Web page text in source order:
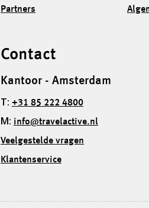
Partners
Contact
Kantoor - Amsterdam
T: +31 85 222 4800
M: info@travelactive.nl
Veelgestelde vragen
Klantenservice